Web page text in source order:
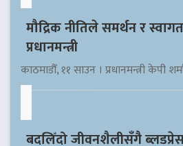
मौद्रिक नीतिले समर्थन र
प्रधानमन्त्री
काठमाडौँ, ११ साउन । प्रधानमन्त्री केपी
बदलिँदो जीवनशैलीसँगै